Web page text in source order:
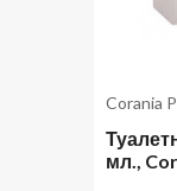
Corania
мл.,